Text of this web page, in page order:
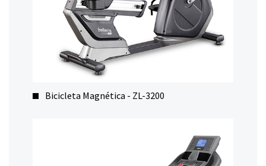
Bicicleta Magnética - ZL-3200